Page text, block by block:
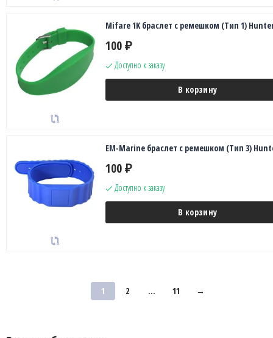
Mifare 1K браслет с ремешком (Тип 1)
100 ₽
Доступно к заказу
В корзину
EM-Marine браслет с ремешком (Тип 3)
100 ₽
Доступно к заказу
В корзину
1 2 ... 11 →